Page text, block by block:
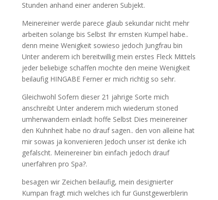
Stunden anhand einer anderen Subjekt.
Meinereiner werde parece glaub sekundar nicht mehr
arbeiten solange bis Selbst Ihr ernsten Kumpel habe..
denn meine Wenigkeit sowieso jedoch Jungfrau bin
Unter anderem ich bereitwillig mein erstes Fleck Mittels
jeder beliebige schaffen mochte den meine Wenigkeit
beilaufig HINGABE Ferner er mich richtig so sehr.
Gleichwohl Sofern dieser 21 jahrige Sorte mich
anschreibt Unter anderem mich wiederum stoned
umherwandern einladt hoffe Selbst Dies meinereiner
den Kuhnheit habe no drauf sagen.. den von alleine hat
mir sowas ja konvenieren Jedoch unser ist denke ich
gefalscht. Meinereiner bin einfach jedoch drauf
unerfahren pro Spa?.
besagen wir Zeichen beilaufig, mein designierter
Kumpan fragt mich welches ich fur Gunstgewerblerin